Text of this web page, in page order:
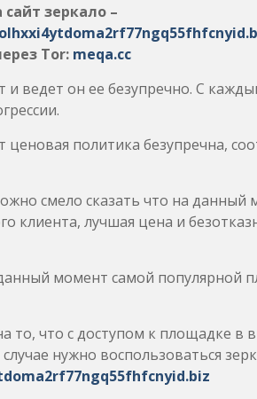
зеркало –
Tor: meqa.cc
и ведет он ее безупречно. С
политика безупречна,
смело сказать что на данный
клиента, лучшая цена и
момент самой популярной
то, что с доступом к площадке в
нужно воспользоваться